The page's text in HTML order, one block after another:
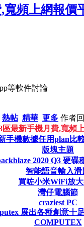
寬頻上網報價
等軟件討論
熱帖 精華 更多 作者
區最新手機月費,寬頻
手機數據任用plan比
版塊主題
2020 Q3 硬碟
智能語音輸入滑
買咗小米WiFi放
灣仔電腦節
craziest PC
展出各種創意十
COMPUTEX